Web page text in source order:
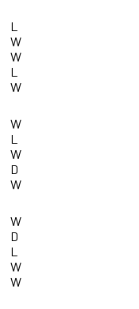
L
W
W
L
W
W
L
W
D
W
W
D
L
W
W